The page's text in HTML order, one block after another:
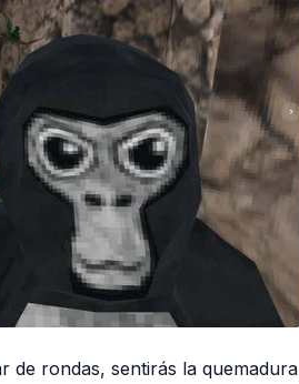
de rondas, sentirás la quemadura